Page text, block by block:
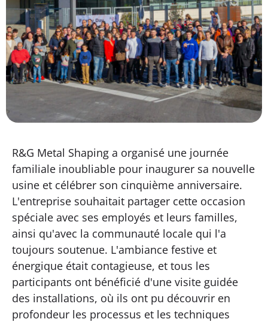
R&G Metal Shaping a organisé une journée
familiale inoubliable pour inaugurer sa nouvelle
usine et célébrer son cinquième anniversaire.
L'entreprise souhaitait partager cette occasion
spéciale avec ses employés et leurs familles,
ainsi qu'avec la communauté locale qui l'a
toujours soutenue. L'ambiance festive et
énergique était contagieuse, et tous les
participants ont bénéficié d'une visite guidée
des installations, où ils ont pu découvrir en
profondeur les processus et les techniques